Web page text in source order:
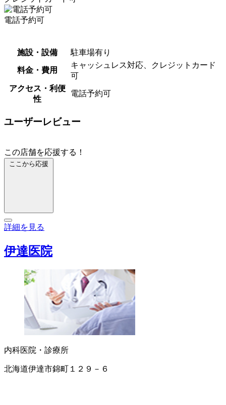
電話予約可
施設・設備 駐車場有り
料金・費用
キャッシュレス対応、クレジットカード
可
アクセス・利便
性
電話予約可
ユーザーレビュー
この店舗を応援する！
ここから応援
詳細を見る
伊達医院
内科医院・診療所
北海道伊達市錦町１２９－６